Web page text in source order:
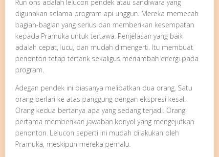
Run ons adalah lelucon pendek atau sandiwara yang
digunakan selama program api unggun. Mereka memecah
bagian-bagian yang serius dan memberikan kesempatan
kepada Pramuka untuk tertawa. Penjelasan yang baik
adalah cepat, lucu, dan mudah dimengerti. Itu membuat
penonton tetap tertarik sekaligus menambah energi pada
program.
Adegan pendek ini biasanya melibatkan dua orang. Satu
orang berlari ke atas panggung dengan ekspresi kesal.
Orang kedua bertanya apa yang sedang terjadi. Orang
pertama memberikan jawaban konyol yang mengejutkan
penonton. Lelucon seperti ini mudah dilakukan oleh
Pramuka, meskipun mereka pemalu.